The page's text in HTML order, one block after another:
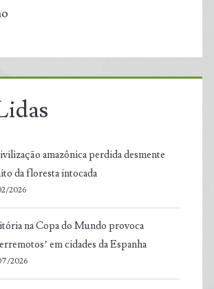
amazônica perdida desmente
da floresta intocada
2026
na Copa do Mundo provoca
em cidades da Espanha
2026